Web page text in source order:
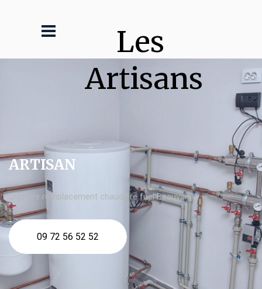
Les
Artisans
ARTISAN
urgence remplacement chaudière fuel Beauvais
09 72 56 52 52